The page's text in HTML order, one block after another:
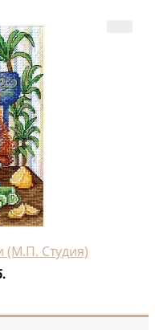
(М.П. Студия)